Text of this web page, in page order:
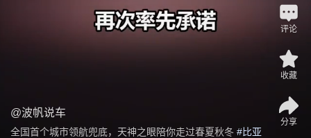
@波帆说车
全国首个城市领航兜底，天神之眼陪你走过春夏秋冬 #比亚
评论
收藏
分享